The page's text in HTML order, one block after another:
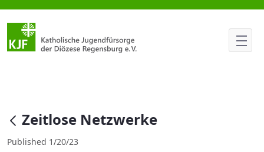
Zeitlose Netzwerke
null
Zeitlose Netzwerke
Published 1/20/23